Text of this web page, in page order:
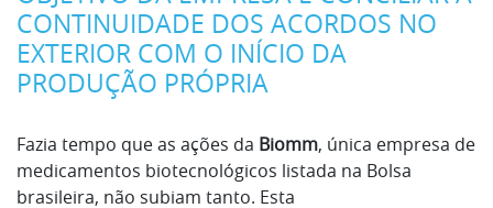
CONTINUIDADE DOS ACORDOS NO
EXTERIOR COM O INÍCIO DA
PRODUÇÃO PRÓPRIA
Fazia tempo que as ações da Biomm, única empresa de
medicamentos biotecnológicos listada na Bolsa
brasileira, não subiam tanto. Esta